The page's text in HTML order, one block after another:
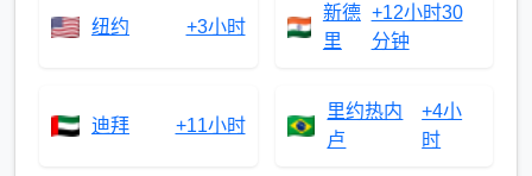
纽约 +3小时
新德
里
+12小时30
分钟
迪拜 +11小时
里约热内
卢
+4小
时